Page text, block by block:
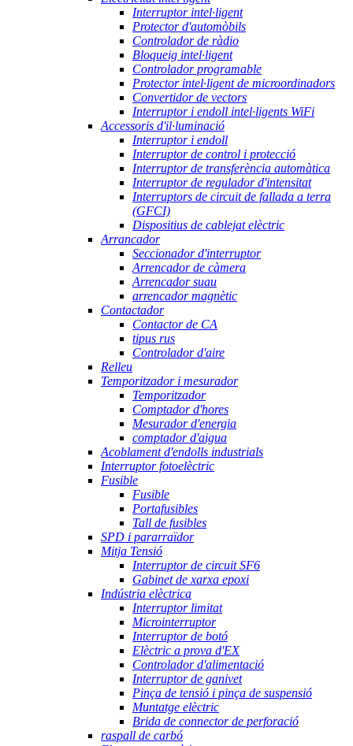
Interruptor intel·ligent
Protector d'automòbils
Controlador de ràdio
Bloqueig intel·ligent
Controlador programable
Protector intel·ligent de microordinadors
Convertidor de vectors
Interruptor i endoll intel·ligents WiFi
Accessoris d'il·luminació
Interruptor i endoll
Interruptor de control i protecció
Interruptor de transferència automàtica
Interruptor de regulador d'intensitat
Interruptors de circuit de fallada a terra
(GFCI)
Dispositius de cablejat elèctric
Arrancador
Seccionador d'interruptor
Arrencador de càmera
Arrencador suau
arrencador magnètic
Contactador
Contactor de CA
tipus rus
Controlador d'aire
Relleu
Temporitzador i mesurador
Temporitzador
Comptador d'hores
Mesurador d'energia
comptador d'aigua
Acoblament d'endolls industrials
Interruptor fotoelèctric
Fusible
Fusible
Portafusibles
Tall de fusibles
SPD i pararraïdor
Mitja Tensió
Interruptor de circuit SF6
Gabinet de xarxa epoxi
Indústria elèctrica
Interruptor limitat
Microinterruptor
Interruptor de botó
Elèctric a prova d'EX
Controlador d'alimentació
Interruptor de ganivet
Pinça de tensió i pinça de suspensió
Muntatge elèctric
Brida de connector de perforació
raspall de carbó